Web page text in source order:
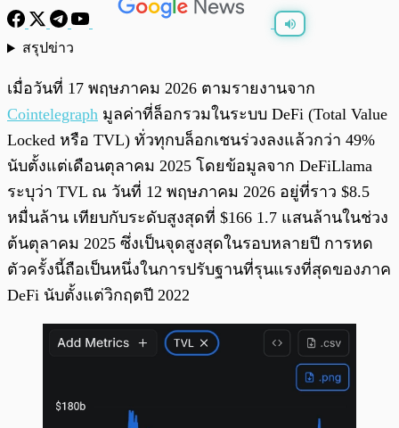
สรุปข่าว
เมื่อวันที่ 17 พฤษภาคม 2026 ตามรายงานจาก
Cointelegraph มูลค่าที่ล็อกรวมในระบบ DeFi (Total Value
Locked หรือ TVL) ทั่วทุกบล็อกเชนร่วงลงแล้วกว่า 49%
นับตั้งแต่เดือนตุลาคม 2025 โดยข้อมูลจาก DeFiLlama
ระบุว่า TVL ณ วันที่ 12 พฤษภาคม 2026 อยู่ที่ราว $8.5
หมื่นล้าน เทียบกับระดับสูงสุดที่ $166 1.7 แสนล้านในช่วง
ต้นตุลาคม 2025 ซึ่งเป็นจุดสูงสุดในรอบหลายปี การหด
ตัวครั้งนี้ถือเป็นหนึ่งในการปรับฐานที่รุนแรงที่สุดของภาค
DeFi นับตั้งแต่วิกฤตปี 2022